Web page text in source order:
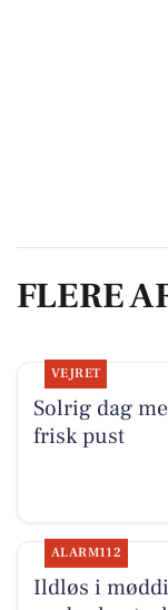
FLERE
VEJRET
Solrig dag
frisk pust
ALARM112
Ildløs i